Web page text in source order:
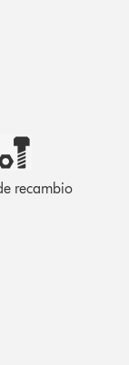
recambio